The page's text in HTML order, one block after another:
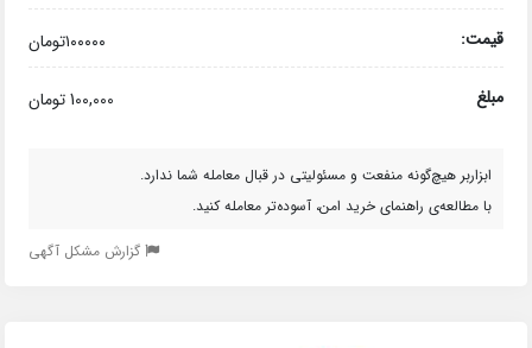
قیمت: ۱۰۰۰۰۰تومان
مبلغ 100,000 تومان
ابزاربر هیچ‌گونه منفعت و مسئولیتی در قبال معامله شما ندارد.
با مطالعه‌ی راهنمای خرید امن، آسوده‌تر معامله کنید.
گزارش مشکل آگهی